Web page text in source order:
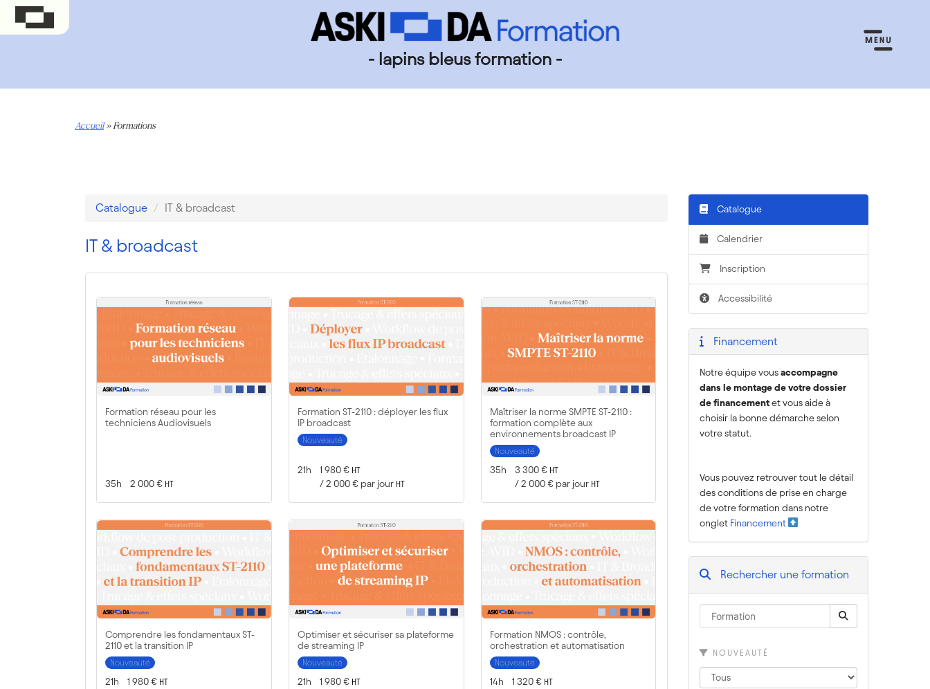
- lapins bleus formation -
Accueil»Formations
Catalogue IT & broadcast
IT & broadcast
Formation réseau pour les
techniciens Audiovisuels
Durée :
35h Prix :
2 000 € HT
Formation ST-2110 : déployer les flux
IP broadcast
Nouveauté
Durée :
21h Prix :
1 980 € HT
/ 2 000 € par jour HT
Maîtriser la norme SMPTE ST-2110 :
formation complète aux
environnements broadcast IP
Nouveauté
Durée :
35h Prix :
3 300 € HT
/ 2 000 € par jour HT
Comprendre les fondamentaux ST-
2110 et la transition IP
Nouveauté
Durée :
21h Prix :
1 980 € HT
Optimiser et sécuriser sa plateforme
de streaming IP
Nouveauté
Durée :
21h Prix :
1 980 € HT
Formation NMOS : contrôle,
orchestration et automatisation
Nouveauté
Durée :
14h Prix :
1 320 € HT
Catalogue
Calendrier
Inscription
Accessibilité
Financement
Notre équipe vous accompagne
dans le montage de votre dossier
de financementet vous aide à
choisir la bonne démarche selon
votre statut.
Vous pouvez retrouver tout le détail
des conditions de prise en charge
de votre formation dans notre
onglet Financement
Rechercher une formation
NOUVEAUTÉ